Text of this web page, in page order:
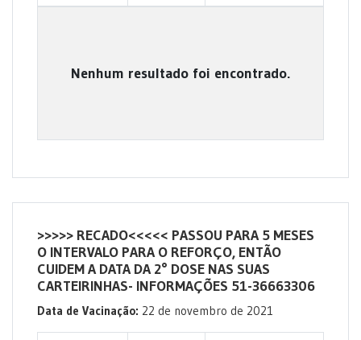
Nenhum resultado foi encontrado.
>>>>> RECADO<<<<< PASSOU PARA 5 MESES
O INTERVALO PARA O REFORÇO, ENTÃO
CUIDEM A DATA DA 2° DOSE NAS SUAS
CARTEIRINHAS- INFORMAÇÕES 51-36663306
Data de Vacinação: 22 de novembro de 2021